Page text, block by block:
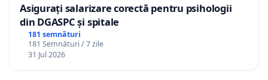
Asigurați salarizare corectă pentru psihologii
din DGASPC și spitale
181 semnături
181 Semnături / 7 zile
31 Jul 2026